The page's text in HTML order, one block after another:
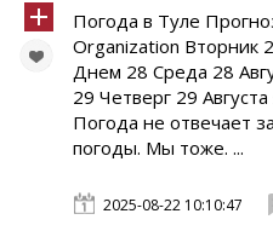
Погода в Туле
Organization Вторник
Днем 28 Среда 28
29 Четверг 29
Погода не отвечает
погоды. Мы тоже. ...
2025-08-22 10:10:47